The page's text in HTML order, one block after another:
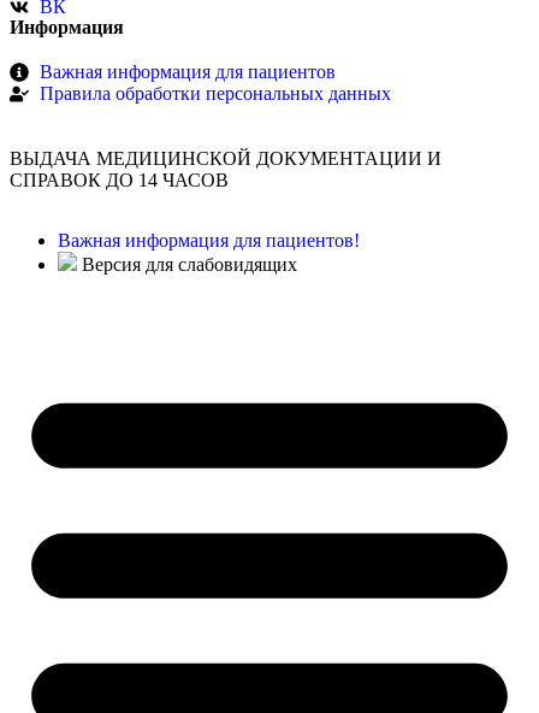
ВК
Информация
Важная информация для пациентов
Правила обработки персональных данных
ВЫДАЧА МЕДИЦИНСКОЙ ДОКУМЕНТАЦИИ И
СПРАВОК ДО 14 ЧАСОВ
Важная информация для пациентов!
Версия для слабовидящих